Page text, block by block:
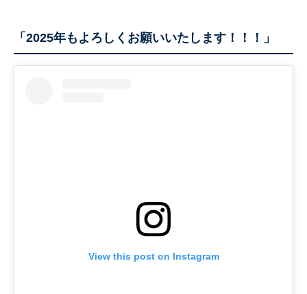
「2025年もよろしくお願いいたします！！！」
View this post on Instagram